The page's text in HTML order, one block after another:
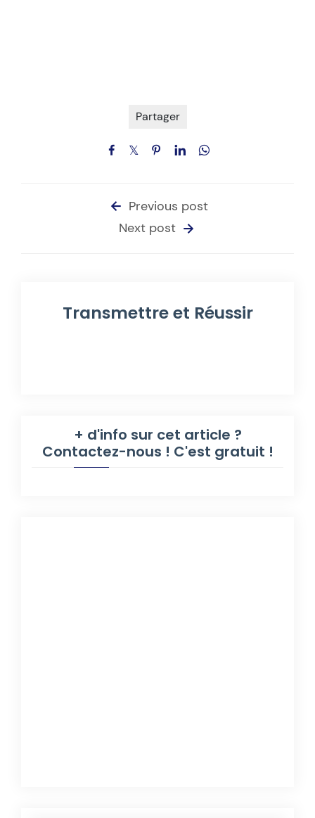
Partager
Previous post
Next post
Transmettre et Réussir
+ d'info sur cet article ?
Contactez-nous ! C'est gratuit !